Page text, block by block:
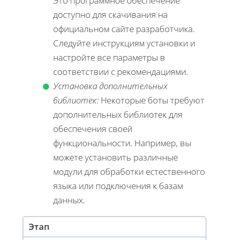
доступно для скачивания на
официальном сайте разработчика.
Следуйте инструкциям установки и
настройте все параметры в
соответствии с рекомендациями.
Установка дополнительных
библиотек: Некоторые боты требуют
дополнительных библиотек для
обеспечения своей
функциональности. Например, вы
можете установить различные
модули для обработки естественного
языка или подключения к базам
данных.
Этап